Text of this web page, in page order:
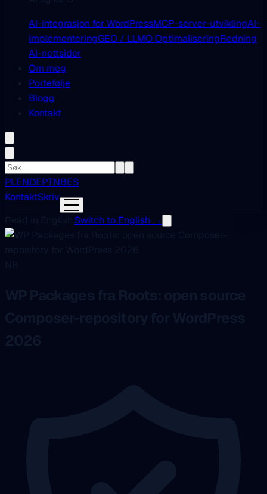
AI-integrasjon for WordPressMCP-server-utviklingAI-
implementeringGEO / LLMO OptimaliseringRedning
AI-nettsider
Om meg
Portefølje
Blogg
Kontakt
PLENDEPTNBES
KontaktSkriv
Switch to English →